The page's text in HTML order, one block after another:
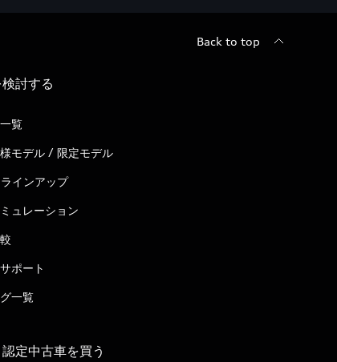
Back to top
討する
覧
モデル / 限定モデル
インアップ
ュレーション
ポート
一覧
定中古車を買う